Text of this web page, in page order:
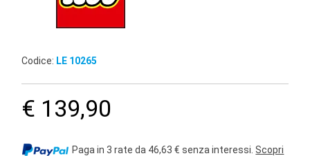
Codice: LE 10265
€ 139,90
Paga in 3 rate da 46,63 € senza interessi.Scopri